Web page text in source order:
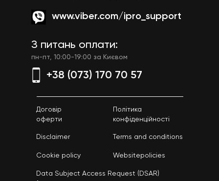
+38 (073) 170 70 57
Договір
оферти
Політика
конфіденційності
пн-пт, 10:00-19:00 за Києвом
www.viber.com/ipro_support
З питань оплати:
Websitepolicies
Disclaimer Terms and conditions
Cookie policy
Data Subject Access Request (DSAR)